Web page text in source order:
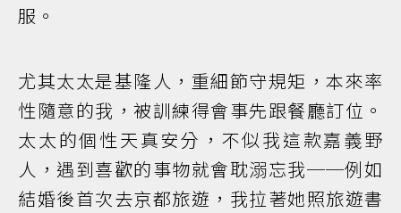
服。
尤其太太是基隆人，重細節守規矩，本來率
性隨意的我，被訓練得會事先跟餐廳訂位。
太太的個性天真安分，不似我這款嘉義野
人，遇到喜歡的事物就會耽溺忘我──例如
結婚後首次去京都旅遊，我拉著她照旅遊書